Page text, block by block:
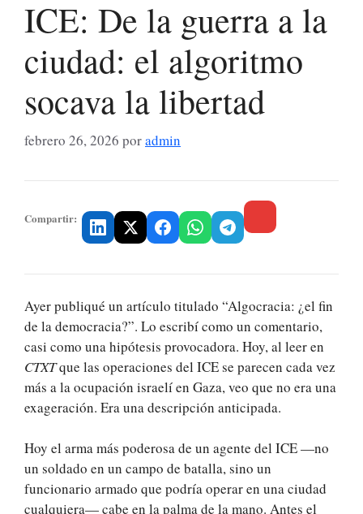
ICE: De la guerra a la
ciudad: el algoritmo
socava la libertad
febrero 26, 2026 poradmin
Compartir:
Ayer publiqué un artículo titulado “Algocracia: ¿el fin
de la democracia?”. Lo escribí como un comentario,
casi como una hipótesis provocadora. Hoy, al leer en
CTXTque las operaciones del ICE se parecen cada vez
más a la ocupación israelí en Gaza, veo que no era una
exageración. Era una descripción anticipada.
Hoy el arma más poderosa de un agente del ICE —no
un soldado en un campo de batalla, sino un
funcionario armado que podría operar en una ciudad
cualquiera— cabe en la palma de la mano. Antes el